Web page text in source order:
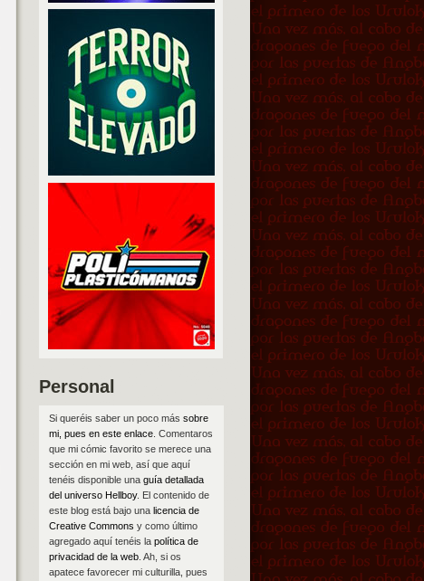
Personal
Si queréis saber un poco más sobre
mi, pues en este enlace. Comentaros
que mi cómic favorito se merece una
sección en mi web, así que aquí
tenéis disponible una guía detallada
del universo Hellboy. El contenido de
este blog está bajo una licencia de
Creative Commons y como último
agregado aquí tenéis la política de
privacidad de la web. Ah, si os
apatece favorecer mi culturilla, pues